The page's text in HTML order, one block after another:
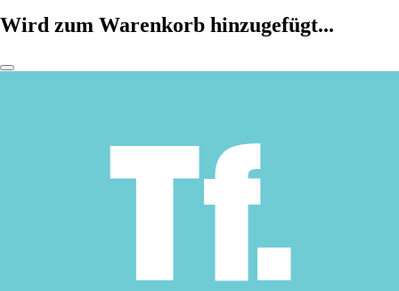
Wird zum Warenkorb hinzugefügt...